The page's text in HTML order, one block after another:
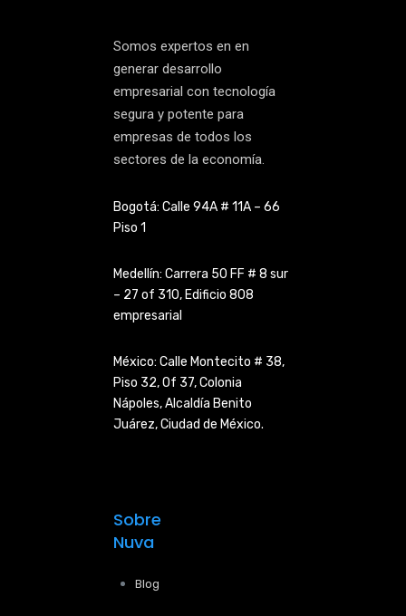
Somos expertos en en
generar desarrollo
empresarial con tecnología
segura y potente para
empresas de todos los
sectores de la economía.
Bogotá: Calle 94A # 11A – 66
Piso 1
Medellín: Carrera 50 FF # 8 sur
– 27 of 310, Edificio 808
empresarial
México: Calle Montecito # 38,
Piso 32, Of 37, Colonia
Nápoles,Alcaldía Benito
Juárez, Ciudad de México.
Sobre
Nuva
Blog